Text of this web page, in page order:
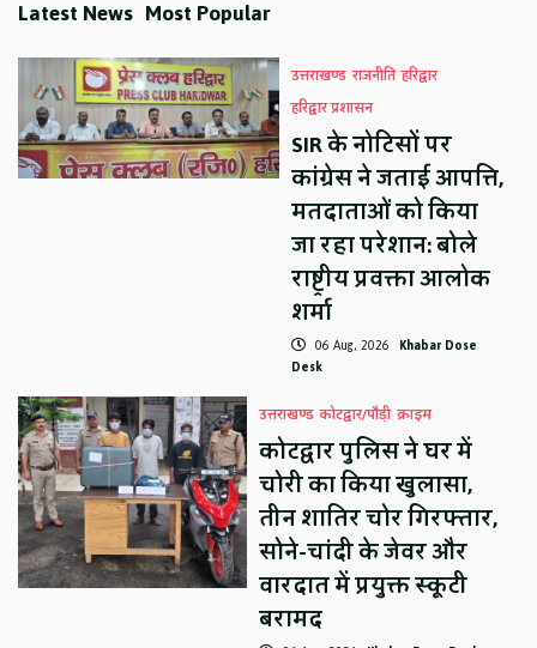
Latest News Most Popular
उत्तराखण्ड राजनीति हरिद्वार
हरिद्वार प्रशासन
SIR के नोटिसों पर
कांग्रेस ने जताई आपत्ति,
मतदाताओं को किया
जा रहा परेशान: बोले
राष्ट्रीय प्रवक्ता आलोक
शर्मा
06 Aug, 2026 Khabar Dose
Desk
उत्तराखण्ड कोटद्वार/पौड़ी क्राइम
कोटद्वार पुलिस ने घर में
चोरी का किया खुलासा,
तीन शातिर चोर गिरफ्तार,
सोने-चांदी के जेवर और
वारदात में प्रयुक्त स्कूटी
बरामद